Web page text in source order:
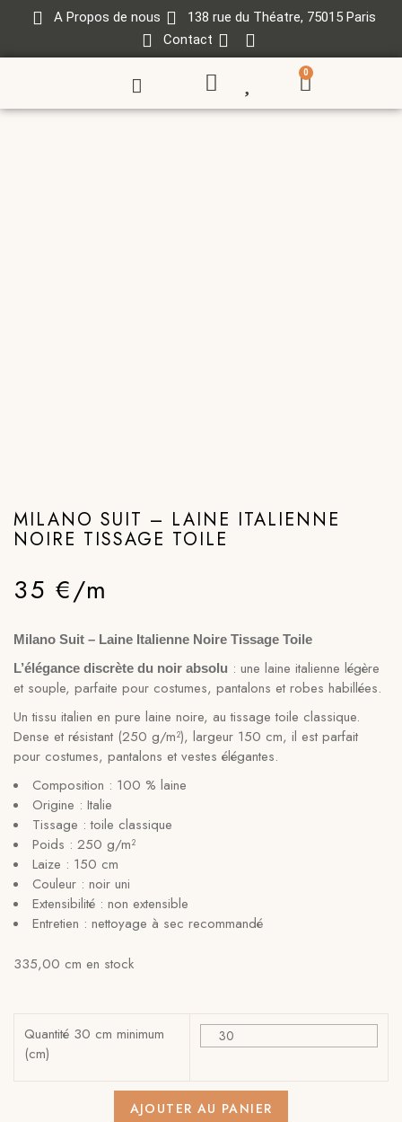
A Propos de nous
138 rue du Théatre, 75015 Paris
Contact
0
MILANO SUIT – LAINE ITALIENNE
NOIRE TISSAGE TOILE
35 €/m
Milano Suit – Laine Italienne Noire Tissage Toile
L’élégance discrète du noir absolu : une laine italienne légère
et souple, parfaite pour costumes, pantalons et robes habillées.
Un tissu italien en pure laine noire, au tissage toile classique.
Dense et résistant (250 g/m²), largeur 150 cm, il est parfait
pour costumes, pantalons et vestes élégantes.
Composition : 100 % laine
Origine : Italie
Tissage : toile classique
Poids : 250 g/m²
Laize : 150 cm
Couleur : noir uni
Extensibilité : non extensible
Entretien : nettoyage à sec recommandé
335,00 cm en stock
Quantité 30 cm minimum
(cm)
AJOUTER AU PANIER